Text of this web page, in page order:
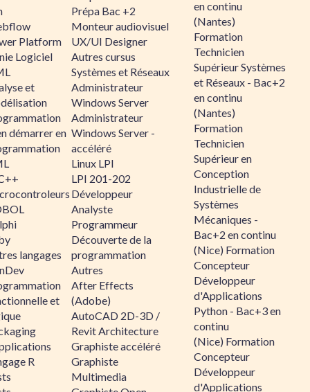
Platform
Logiciel
et
démarrer en
langages
et
R
Prépa Bac +2
Monteur audiovisuel
UX/UI Designer
Autres cursus
Systèmes et Réseaux
Administrateur
Windows Server
Administrateur
Windows Server -
accéléré
Linux LPI
LPI 201-202
Développeur
Analyste
Programmeur
Découverte de la
programmation
Autres
After Effects
(Adobe)
AutoCAD 2D-3D /
Revit Architecture
Graphiste accéléré
Graphiste
Multimedia
en continu
(Nantes)
Formation
Technicien
Supérieur Systèmes
et Réseaux - Bac+2
en continu
(Nantes)
Formation
Technicien
Supérieur en
Conception
Industrielle de
Systèmes
Mécaniques -
Bac+2 en continu
(Nice) Formation
Concepteur
Développeur
d'Applications
Python - Bac+3 en
continu
(Nice) Formation
Concepteur
Développeur
d'Applications